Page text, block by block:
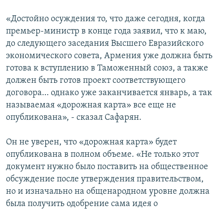
«Достойно осуждения то, что даже сегодня, когда
премьер-министр в конце года заявил, что к маю,
до следующего заседания Высшего Евразийского
экономического совета, Армения уже должна быть
готова к вступлению в Таможенный союз, а также
должен быть готов проект соответствующего
договора… однако уже заканчивается январь, а так
называемая «дорожная карта» все еще не
опубликована», - сказал Сафарян.
Он не уверен, что «дорожная карта» будет
опубликована в полном объеме. «Не только этот
документ нужно было поставить на общественное
обсуждение после утверждения правительством,
но и изначально на общенародном уровне должна
была получить одобрение сама идея о